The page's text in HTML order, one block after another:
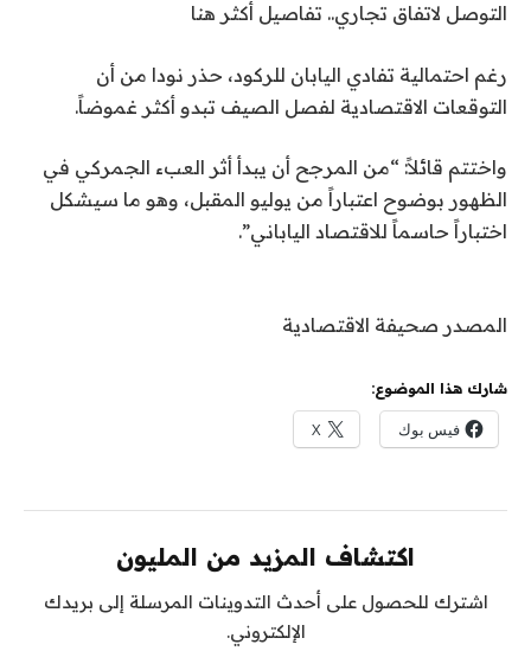
التوصل لاتفاق تجاري.. تفاصيل أكثر هنا
رغم احتمالية تفادي اليابان للركود، حذر نودا من أن
التوقعات الاقتصادية لفصل الصيف تبدو أكثر غموضاً.
واختتم قائلاً: “من المرجح أن يبدأ أثر العبء الجمركي في
الظهور بوضوح اعتباراً من يوليو المقبل، وهو ما سيشكل
اختباراً حاسماً للاقتصاد الياباني”.
المصدر صحيفة الاقتصادية
شارك هذا الموضوع:
فيس بوك X
اكتشاف المزيد من المليون
اشترك للحصول على أحدث التدوينات المرسلة إلى بريدك
الإلكتروني.